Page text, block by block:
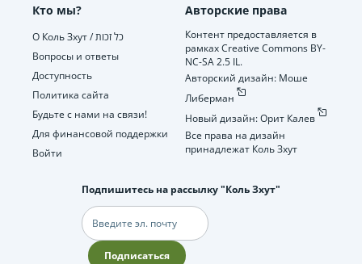
Кто мы?
О Коль Зхут / כל זכות
Вопросы и ответы
Доступность
Политика сайта
Будьте с нами на связи!
Для финансовой поддержки
Войти
Авторские права
Контент предоставляется в
рамках Creative Commons BY-
NC-SA 2.5 IL.
Авторский дизайн: Моше
Либерман
Новый дизайн: Орит Калев
Все права на дизайн
принадлежат Коль Зхут
Подпишитесь на рассылку "Коль Зхут"
Электронная
почта
Подписаться